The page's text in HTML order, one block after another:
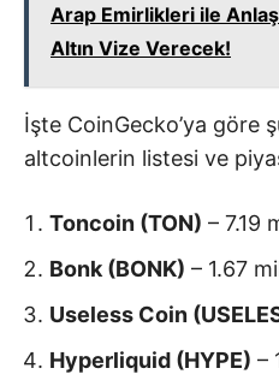
Arap Emirlikleri ile
Altın Vize Verecek!
İşte CoinGecko’ya göre
altcoinlerin listesi ve
Toncoin (TON) – 7.19
Bonk (BONK) – 1.67
Useless Coin
Hyperliquid (HYPE) –